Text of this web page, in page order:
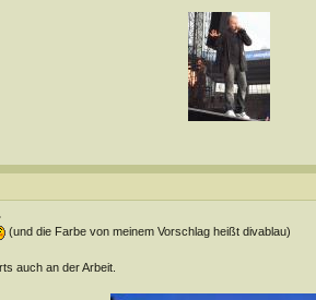
(und die Farbe von meinem Vorschlag heißt divablau)
auch an der Arbeit.